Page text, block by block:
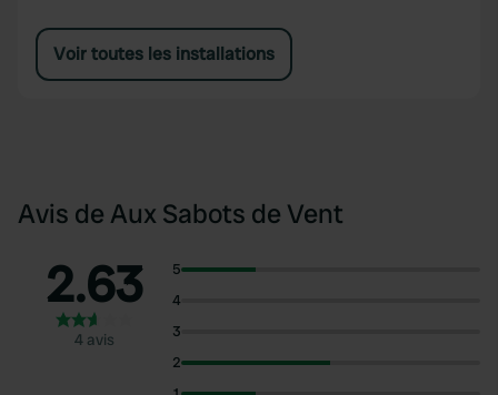
Voir toutes les installations
Avis de Aux Sabots de Vent
2.63
4 avis
5
4
3
2